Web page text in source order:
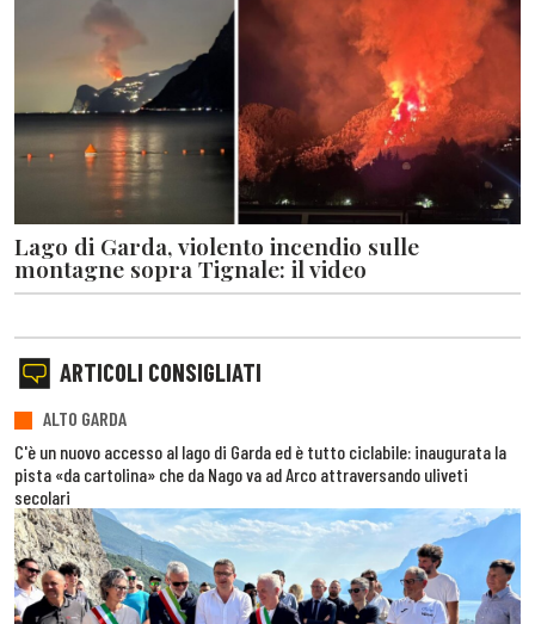
Lago di Garda, violento incendio sulle
montagne sopra Tignale: il video
ARTICOLI CONSIGLIATI
ALTO GARDA
C'è un nuovo accesso al lago di Garda ed è tutto ciclabile: inaugurata la
pista «da cartolina» che da Nago va ad Arco attraversando uliveti
secolari